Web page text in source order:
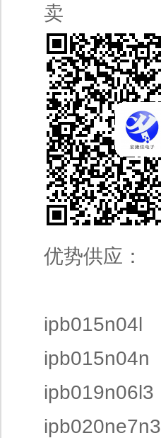
卖
优势供应：
ipb015n04l
ipb015n04n
ipb019n06l3
ipb020ne7n3